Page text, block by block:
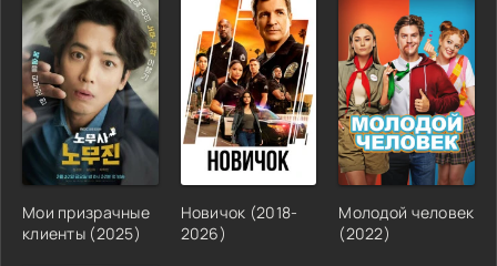
Мои призрачные
клиенты (2025)
Новичок (2018-
2026)
Молодой человек
(2022)